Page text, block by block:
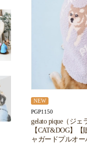
NEW
PGP1150
gelato pique（ジェ
【CAT&DOG】
ャガードプルオ